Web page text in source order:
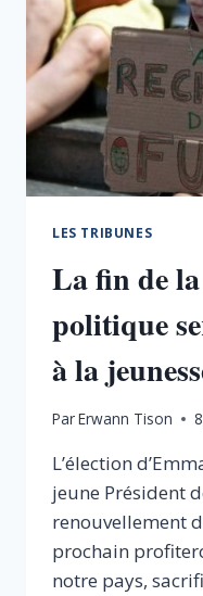
LES TRIBUNES
La fin de
politique
à la
ParErwann Tison
L’élection
jeune Président
renouvellement
prochain
notre pays,